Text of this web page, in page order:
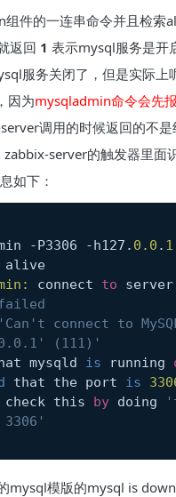
件的一连串命令并且检索
返回 1 表示mysql服务是开
服务关闭了，但是实际上
，因为mysqladmin命令会先
调用的时候返回的不
zabbix-server的触发器里面
如下：
-P3306 -h127. 0.0 . 1
alive
connect to
'Can't connect to
(111)'
mysqld is running
that the port is
check this by doing
mysql模版的mysql is